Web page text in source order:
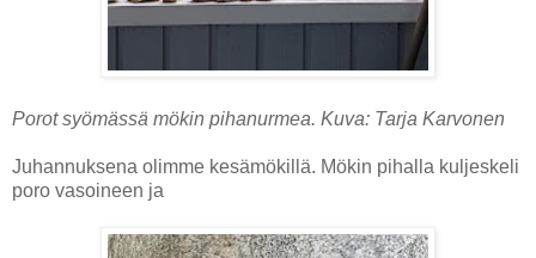
Porot syömässä mökin pihanurmea. Kuva: Tarja Karvonen
Juhannuksena olimme kesämökillä. Mökin pihalla kuljeskeli
poro vasoineen ja